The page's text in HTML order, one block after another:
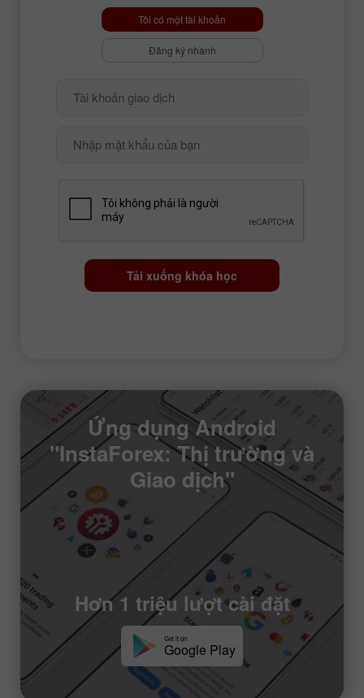
Tôi có một tài khoản
Đăng ký nhanh
Tải xuống khóa học
Ứng dụng Android
"InstaForex: Thị trường và
Giao dịch"
Hơn 1 triệu lượt cài đặt
Get it on
Google Play